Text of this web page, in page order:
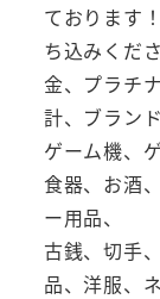
ております
ち込みくだ
金、プラチ
計、ブラン
ゲーム機、
食器、お酒
ー用品、
古銭、切手
品、洋服、